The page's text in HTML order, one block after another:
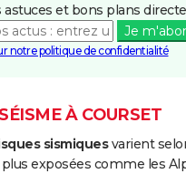
astuces et bons plans
Je
notre politique de confidentialité
À COURSET
sismiquesvarient
exposées comme les